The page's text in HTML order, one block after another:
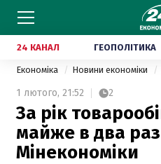
24 КАНАЛ ГЕОПОЛІТИКА
Економіка Новини економіки
1 лютого, 21:52 2
За рік
майже в два
Мінекономіки